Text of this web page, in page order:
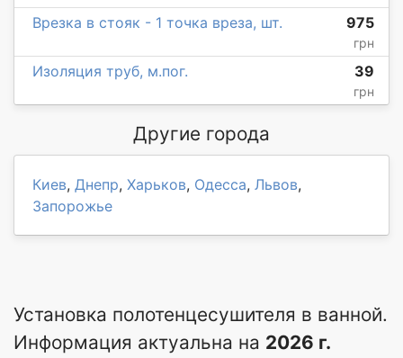
Врезка в стояк - 1 точка вреза, шт.
975
грн
Изоляция труб, м.пог. 39
грн
Другие города
Киев, Днепр, Харьков, Одесса, Львов,
Запорожье
Установка полотенцесушителя в ванной.
Информация актуальна на 2026 г.